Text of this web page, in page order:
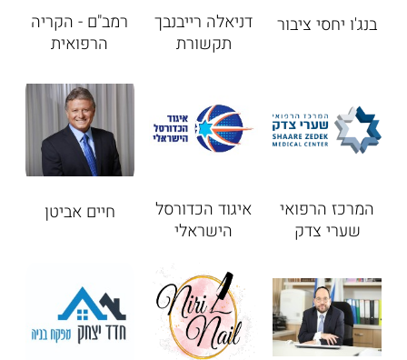
בנג'ו יחסי ציבור
דניאלה רייבנבך
תקשורת
רמב"ם - הקריה
הרפואית
המרכז הרפואי
שערי צדק
איגוד הכדורסל
הישראלי
חיים אביטן